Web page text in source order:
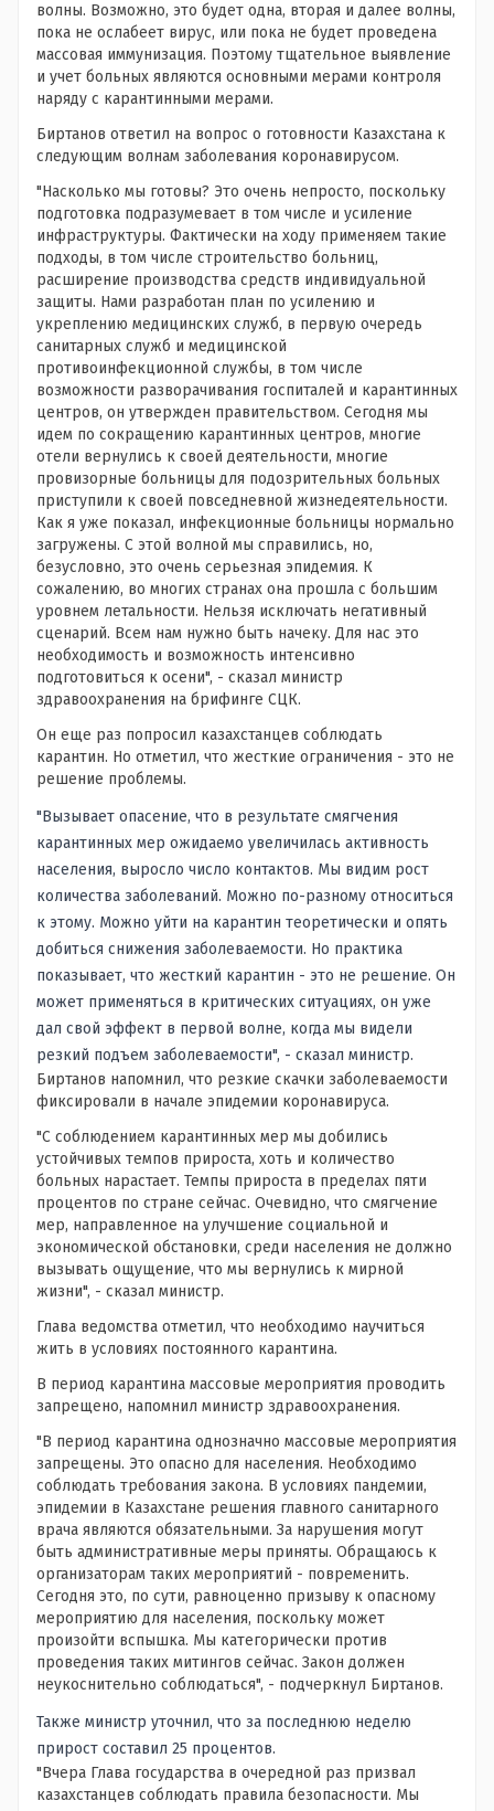
волны. Возможно, это будет одна, вторая и далее волны,
пока не ослабеет вирус, или пока не будет проведена
массовая иммунизация. Поэтому тщательное выявление
и учет больных являются основными мерами контроля
наряду с карантинными мерами.
Биртанов ответил на вопрос о готовности Казахстана к
следующим волнам заболевания коронавирусом.
"Насколько мы готовы? Это очень непросто, поскольку
подготовка подразумевает в том числе и усиление
инфраструктуры. Фактически на ходу применяем такие
подходы, в том числе строительство больниц,
расширение производства средств индивидуальной
защиты. Нами разработан план по усилению и
укреплению медицинских служб, в первую очередь
санитарных служб и медицинской
противоинфекционной службы, в том числе
возможности разворачивания госпиталей и карантинных
центров, он утвержден правительством. Сегодня мы
идем по сокращению карантинных центров, многие
отели вернулись к своей деятельности, многие
провизорные больницы для подозрительных больных
приступили к своей повседневной жизнедеятельности.
Как я уже показал, инфекционные больницы нормально
загружены. С этой волной мы справились, но,
безусловно, это очень серьезная эпидемия. К
сожалению, во многих странах она прошла с большим
уровнем летальности. Нельзя исключать негативный
сценарий. Всем нам нужно быть начеку. Для нас это
необходимость и возможность интенсивно
подготовиться к осени", - сказал министр
здравоохранения на брифинге СЦК.
Он еще раз попросил казахстанцев соблюдать
карантин. Но отметил, что жесткие ограничения - это не
решение проблемы.
"Вызывает опасение, что в результате смягчения
карантинных мер ожидаемо увеличилась активность
населения, выросло число контактов. Мы видим рост
количества заболеваний. Можно по-разному относиться
к этому. Можно уйти на карантин теоретически и опять
добиться снижения заболеваемости. Но практика
показывает, что жесткий карантин - это не решение. Он
может применяться в критических ситуациях, он уже
дал свой эффект в первой волне, когда мы видели
резкий подъем заболеваемости", - сказал министр.
Биртанов напомнил, что резкие скачки заболеваемости
фиксировали в начале эпидемии коронавируса.
"С соблюдением карантинных мер мы добились
устойчивых темпов прироста, хоть и количество
больных нарастает. Темпы прироста в пределах пяти
процентов по стране сейчас. Очевидно, что смягчение
мер, направленное на улучшение социальной и
экономической обстановки, среди населения не должно
вызывать ощущение, что мы вернулись к мирной
жизни", - сказал министр.
Глава ведомства отметил, что необходимо научиться
жить в условиях постоянного карантина.
В период карантина массовые мероприятия проводить
запрещено, напомнил министр здравоохранения.
"В период карантина однозначно массовые мероприятия
запрещены. Это опасно для населения. Необходимо
соблюдать требования закона. В условиях пандемии,
эпидемии в Казахстане решения главного санитарного
врача являются обязательными. За нарушения могут
быть административные меры приняты. Обращаюсь к
организаторам таких мероприятий - повременить.
Сегодня это, по сути, равноценно призыву к опасному
мероприятию для населения, поскольку может
произойти вспышка. Мы категорически против
проведения таких митингов сейчас. Закон должен
неукоснительно соблюдаться", - подчеркнул Биртанов.
Также министр уточнил, что за последнюю неделю
прирост составил 25 процентов.
"Вчера Глава государства в очередной раз призвал
казахстанцев соблюдать правила безопасности. Мы